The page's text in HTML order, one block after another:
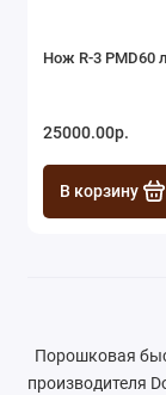
Нож R-3 PMD60
25000.00р.
В корзину
Порошковая
производителя